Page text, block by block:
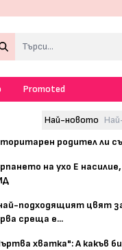
Promoted
Най-новото
родител ли
на ухо Е
подходящият цвят
среща е...
хватка": А какъв